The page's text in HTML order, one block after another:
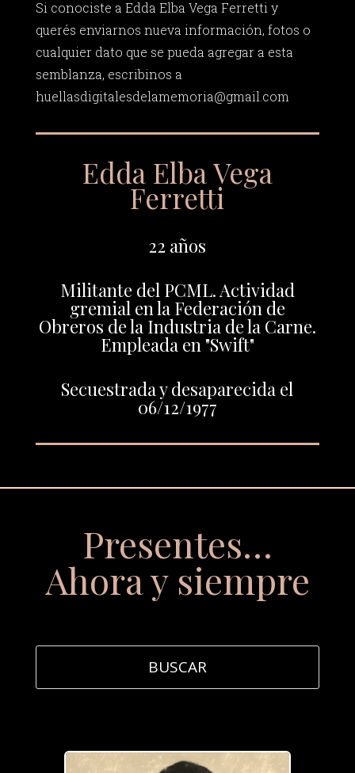
Si conociste a Edda Elba Vega Ferretti y
querés enviarnos nueva información, fotos o
cualquier dato que se pueda agregar a esta
semblanza, escribinos a
huellasdigitalesdelamemoria@gmail.com
Edda Elba Vega
Ferretti
22 años
Militante del PCML. Actividad
gremial en la Federación de
Obreros de la Industria de la Carne.
Empleada en "Swift"
Secuestrada y desaparecida el
06/12/1977
Presentes…
Ahora y siempre